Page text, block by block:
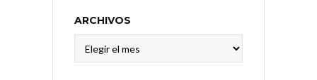
ARCHIVOS